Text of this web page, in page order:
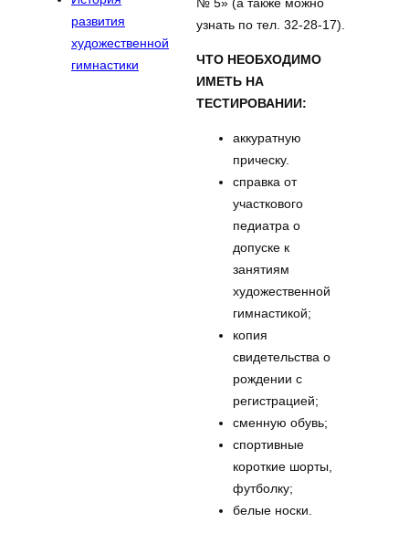
развития
художественной
гимнастики
№ 5» (а также можно
узнать по тел. 32-28-17).
ЧТО НЕОБХОДИМО
ИМЕТЬ НА
ТЕСТИРОВАНИИ:
аккуратную
прическу.
справка от
участкового
педиатра о
допуске к
занятиям
художественной
гимнастикой;
копия
свидетельства о
рождении с
регистрацией;
сменную обувь;
спортивные
короткие шорты,
футболку;
белые носки.